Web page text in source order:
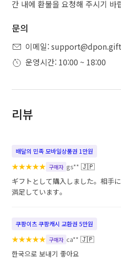
간 내에 환불을 요청해 주시기 바
문의
이메일: support@dpon.gift
운영시간: 10:00 ~ 18:00
리뷰
배달의 민족 모바일상품권 1만원
★★★★★ 구매자 gs** 🇯🇵
ギフトとして購入しました。相手
満足しています。
쿠팡이츠 쿠팡캐시 교환권 5만원
★★★★★ 구매자 ca** 🇯🇵
한국으로 보내기 좋아요